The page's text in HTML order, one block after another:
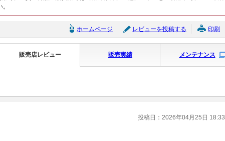
ホームページ レビューを投稿する 印刷
販売店レビュー 販売実績 メンテナンス
投稿日：2026年04月25日 18:33